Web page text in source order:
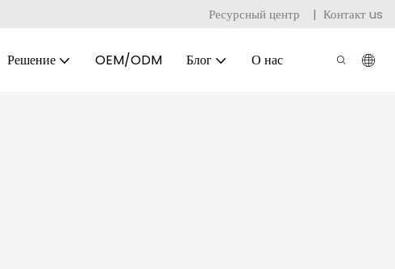
Ресурсный центр | Контакт us
Решение OEM/ODM Блог О нас